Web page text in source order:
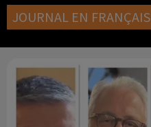
JOURNAL EN FRANÇAIS